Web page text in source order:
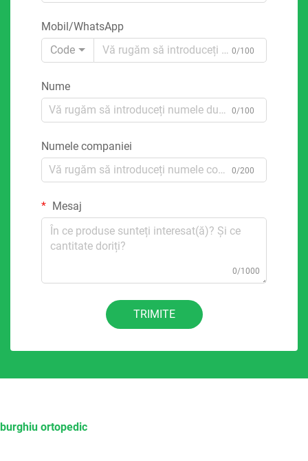
Mobil/WhatsApp
Code
0/100
Nume
0/100
Numele companiei
0/200
Mesaj
0/1000
TRIMITE
burghiu ortopedic